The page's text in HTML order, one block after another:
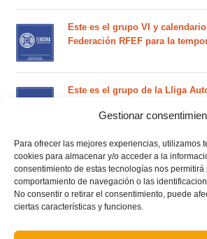
Gestionar
Para ofrecer las mejores experiencias, utilizamos
cookies para almacenar y/o acceder a la
consentimiento de estas tecnologías nos permitirá
comportamiento de navegación o las
No consentir o retirar el consentimiento, puede
ciertas características y funciones.
Este es el grupo VI y
Federación RFEF para la
Este es el grupo de la Lliga
El calendario del grupo VI de
RFEF para la temporada 2026/
martes 4 de agosto